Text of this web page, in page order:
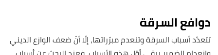
دوافع السرقة
تتعدّد أسباب السرقة وتنعدم مبرّراتها، إلّا أنّ ضعف الوازع الديني